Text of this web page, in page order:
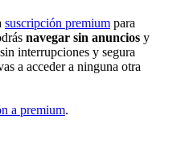
suscripción premium para
navegar sin anuncios y
interrupciones y segura
a acceder a ninguna otra
a premium.